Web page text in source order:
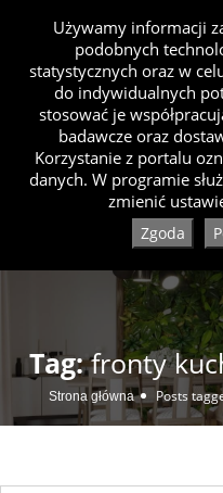
Tag:fronty
Strona główna Posts
Używamy informacji
podobnych
statystycznych oraz w
do indywidualnych
stosować je
badawcze oraz
Korzystanie z portalu
danych. W programie
zmienić
Zgoda